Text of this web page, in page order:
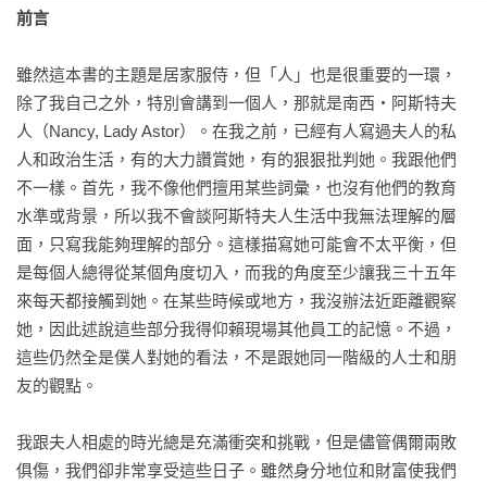
前言
雖然這本書的主題是居家服侍，但「人」也是很重要的一環，
除了我自己之外，特別會講到一個人，那就是南西‧阿斯特夫
人（Nancy, Lady Astor）。在我之前，已經有人寫過夫人的私
人和政治生活，有的大力讚賞她，有的狠狠批判她。我跟他們
不一樣。首先，我不像他們擅用某些詞彙，也沒有他們的教育
水準或背景，所以我不會談阿斯特夫人生活中我無法理解的層
面，只寫我能夠理解的部分。這樣描寫她可能會不太平衡，但
是每個人總得從某個角度切入，而我的角度至少讓我三十五年
來每天都接觸到她。在某些時候或地方，我沒辦法近距離觀察
她，因此述說這些部分我得仰賴現場其他員工的記憶。不過，
這些仍然全是僕人對她的看法，不是跟她同一階級的人士和朋
友的觀點。
我跟夫人相處的時光總是充滿衝突和挑戰，但是儘管偶爾兩敗
俱傷，我們卻非常享受這些日子。雖然身分地位和財富使我們